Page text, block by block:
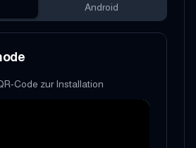
Android
Code zur Installation